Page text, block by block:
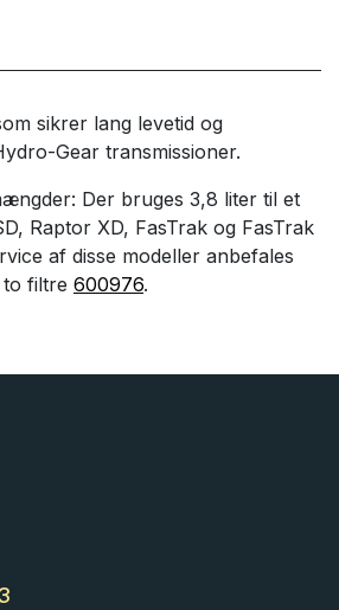
sikrer lang levetid og
Gear transmissioner.
Der bruges 3,8 liter til et
Raptor XD, FasTrak og FasTrak
af disse modeller anbefales
to filtre 600976.